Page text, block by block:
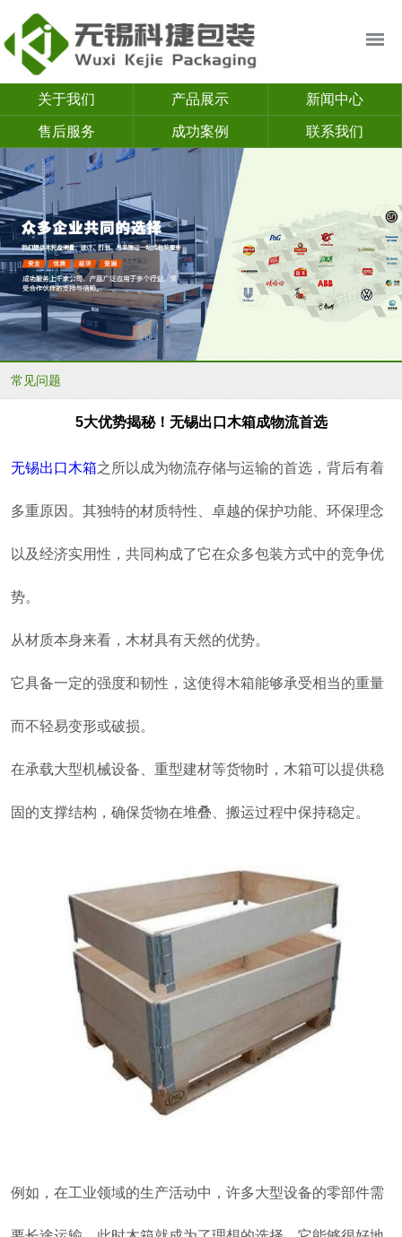
关于我们 产品展示 新闻中心
售后服务 成功案例 联系我们
常见问题
5大优势揭秘！无锡出口木箱成物流首选
无锡出口木箱之所以成为物流存储与运输的首选，背后有着
多重原因。 其独特的材质特性、卓越的保护功能、环保理念
以及经济实用性，共同构成了它在众多包装方式中的竞争优
势。
从材质本身来看，木材具有天然的优势。
它具备一定的强度和韧性，这使得木箱能够承受相当的重量
而不轻易变形或破损。
在承载大型机械设备、重型建材等货物时，木箱可以提供稳
固的支撑结构，确保货物在堆叠、搬运过程中保持稳定。
例如，在工业领域的生产活动中，许多大型设备的零部件需